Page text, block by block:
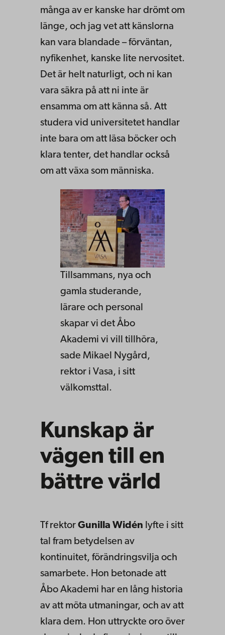
många av er kanske har drömt om
länge, och jag vet att känslorna
kan vara blandade – förväntan,
nyfikenhet, kanske lite nervositet.
Det är helt naturligt, och ni kan
vara säkra på att ni inte är
ensamma om att känna så. Att
studera vid universitetet handlar
inte bara om att läsa böcker och
klara tenter, det handlar också
om att växa som människa.
Tillsammans, nya och
gamla studerande,
lärare och personal
skapar vi det Åbo
Akademi vi vill tillhöra,
sade Mikael Nygård,
rektor i Vasa, i sitt
välkomsttal.
Kunskap är
vägen till en
bättre värld
Tf rektor Gunilla Widén lyfte i sitt
tal fram betydelsen av
kontinuitet, förändringsvilja och
samarbete. Hon betonade att
Åbo Akademi har en lång historia
av att möta utmaningar, och av att
klara dem. Hon uttryckte oro över